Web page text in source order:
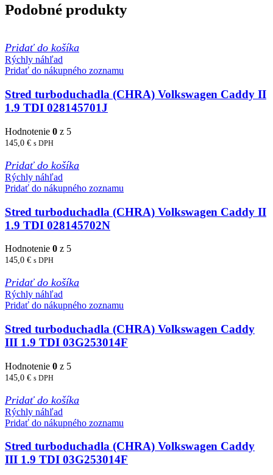
Podobné produkty
Pridať do košíka
Rýchly náhľad
Pridať do nákupného zoznamu
Stred turboduchadla (CHRA) Volkswagen Caddy II
1.9 TDI 028145701J
Hodnotenie 0 z 5
145,0 € s DPH
Pridať do košíka
Rýchly náhľad
Pridať do nákupného zoznamu
Stred turboduchadla (CHRA) Volkswagen Caddy II
1.9 TDI 028145702N
Hodnotenie 0 z 5
145,0 € s DPH
Pridať do košíka
Rýchly náhľad
Pridať do nákupného zoznamu
Stred turboduchadla (CHRA) Volkswagen Caddy
III 1.9 TDI 03G253014F
Hodnotenie 0 z 5
145,0 € s DPH
Pridať do košíka
Rýchly náhľad
Pridať do nákupného zoznamu
Stred turboduchadla (CHRA) Volkswagen Caddy
III 1.9 TDI 03G253014F